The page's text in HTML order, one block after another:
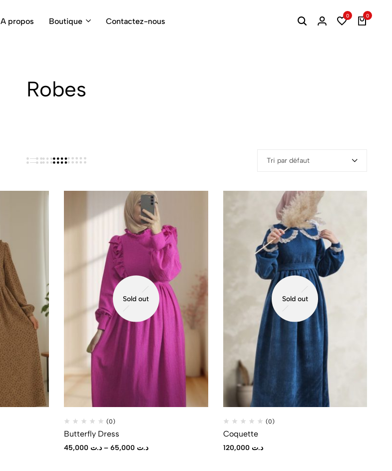
A propos Boutique Contactez-nous
0 0
Robes
Tri par défaut
Sold out
(0)
Butterfly Dress
د.ت – د.ت
Sold out
(0)
Coquette
د.ت 120,000